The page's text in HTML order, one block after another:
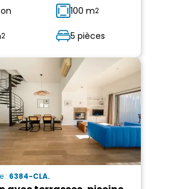
100 m2
2 5 pièces
: 6384-CLA.